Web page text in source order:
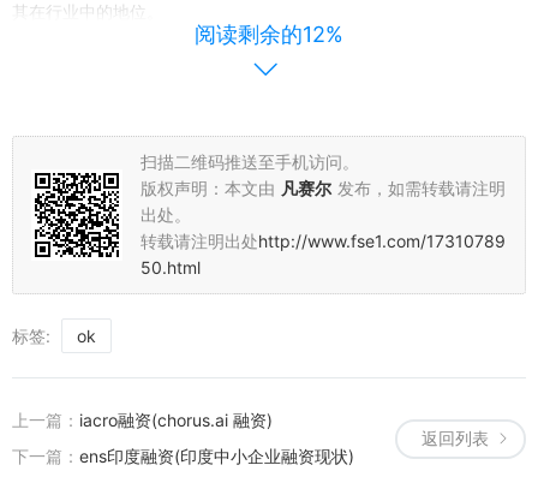
其在行业中的地位。
阶段的种子轮和天使轮融资，到上市后的后续融资与战略投资，都反
映了Facebook的发展壮大过程。在这个过程中，资本市场的支持起
到了关键作用。同时，Facebook的成长也为投资者带来了丰厚的回
报。未来，随着科技的不断发展，我们期待看到Facebook在资本市
场中继续创造更多的奇迹。
阅读剩余的12%
扫描二维码推送至手机访问。
版权声明：本文由 凡赛尔 发布，如需转载请注明
出处。
转载请注明出处http://www.fse1.com/17310789
50.html
标签: ok
返回列表
上一篇： iacro融资(chorus.ai 融资)
下一篇： ens印度融资(印度中小企业融资现状)